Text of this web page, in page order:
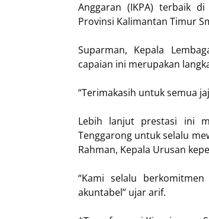
Anggaran (IKPA) terbaik
Provinsi Kalimantan Timur
Suparman, Kepala
capaian ini merupakan
“Terimakasih untuk semua
Lebih lanjut prestasi ini
Tenggarong untuk selalu
Rahman, Kepala Urusan
“Kami selalu
akuntabel” ujar arif.